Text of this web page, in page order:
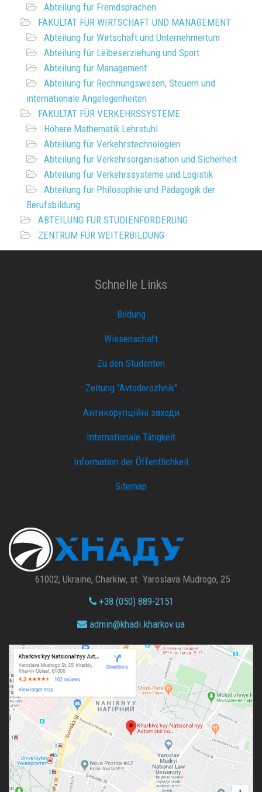
Abteilung für Fremdsprachen
FAKULTÄT FÜR WIRTSCHAFT UND MANAGEMENT
Abteilung für Wirtschaft und Unternehmertum
Abteilung für Leibeserziehung und Sport
Abteilung für Management
Abteilung für Rechnungswesen, Steuern und
internationale Angelegenheiten
FAKULTÄT FÜR VERKEHRSSYSTEME
Höhere Mathematik Lehrstuhl
Abteilung für Verkehrstechnologien
Abteilung für Verkehrsorganisation und Sicherheit
Abteilung für Verkehrssysteme und Logistik
Abteilung für Philosophie und Pädagogik der
Berufsbildung
ABTEILUNG FÜR STUDIENFÖRDERUNG
ZENTRUM FÜR WEITERBILDUNG
Schnelle Links
Bildung
Wissenschaft
Zu den Studenten
Zeitung "Avtodorozhnik"
Антикорупційні заходи
Internationale Tätigkeit
Information der Öffentlichkeit
Sitemap
61002, Ukraine, Charkiw, st. Yaroslava Mudrogo, 25
+38 (050) 889-2151
admin@khadi.kharkov.ua